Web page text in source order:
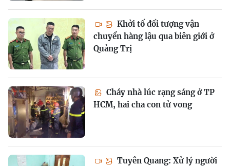
Khởi tố đối tượng vận
chuyển hàng lậu qua biên giới ở
Quảng Trị
Cháy nhà lúc rạng sáng ở TP
HCM, hai cha con tử vong
Tuyên Quang: Xử lý người